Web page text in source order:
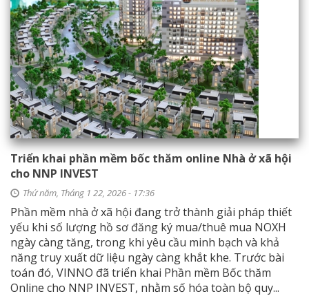
Triển khai phần mềm bốc thăm online Nhà ở xã hội
cho NNP INVEST
Thứ năm, Tháng 1 22, 2026 - 17:36
Phần mềm nhà ở xã hội đang trở thành giải pháp thiết
yếu khi số lượng hồ sơ đăng ký mua/thuê mua NOXH
ngày càng tăng, trong khi yêu cầu minh bạch và khả
năng truy xuất dữ liệu ngày càng khắt khe. Trước bài
toán đó, VINNO đã triển khai Phần mềm Bốc thăm
Online cho NNP INVEST, nhằm số hóa toàn bộ quy...